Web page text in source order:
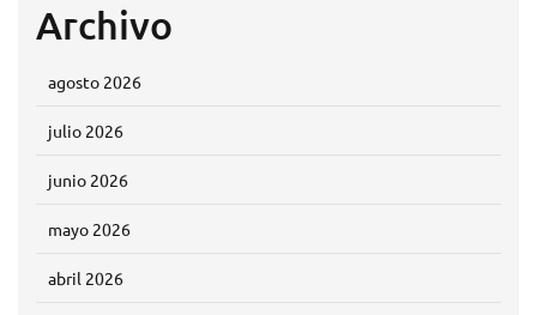
Archivo
agosto 2026
julio 2026
junio 2026
mayo 2026
abril 2026